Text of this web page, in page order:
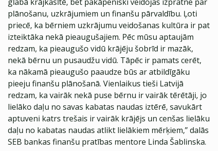
plānošanu, uzkrājumiem un finanšu pārvaldību. Ļoti
priecē, ka bērniem uzkrājumu veidošanas kultūra ir pat
izteiktāka nekā pieaugušajiem. Pēc mūsu aptaujām
redzam, ka pieaugušo vidū krājēju šobrīd ir mazāk,
nekā bērnu un pusaudžu vidū. Tāpēc ir pamats cerēt,
ka nākamā pieaugušo paaudze būs ar atbildīgāku
pieeju finanšu plānošanā. Vienlaikus tieši Latvijā
redzam, ka vairāk nekā puse bērnu ir vairāk tērētāji, jo
lielāko daļu no savas kabatas naudas iztērē, savukārt
aptuveni katrs trešais ir vairāk krājējs un cenšas lielāku
daļu no kabatas naudas atlikt lielākiem mērķiem,” dalās
SEB bankas finanšu pratības mentore Linda Šablinska.